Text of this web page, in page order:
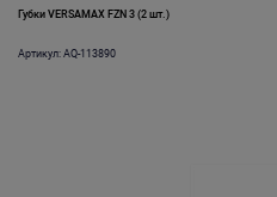
Губки VERSAMAX FZN 3 (2 шт.)
Артикул: AQ-113890